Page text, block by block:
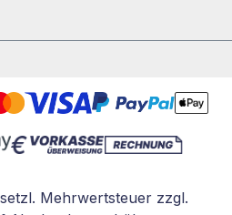
Mehrwertsteuer zzgl.